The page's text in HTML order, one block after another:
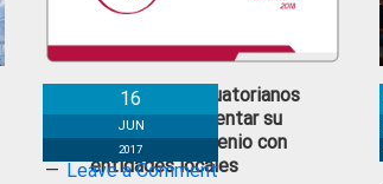
Líderes afroecuatorianos
buscan implementar su
agenda del decenio con
entidades locales
16
JUN
2017
Leave a Comment